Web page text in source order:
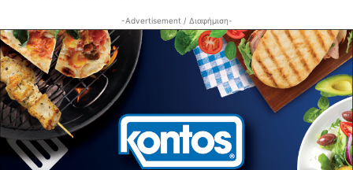
-Advertisement / Διαφήμιση-